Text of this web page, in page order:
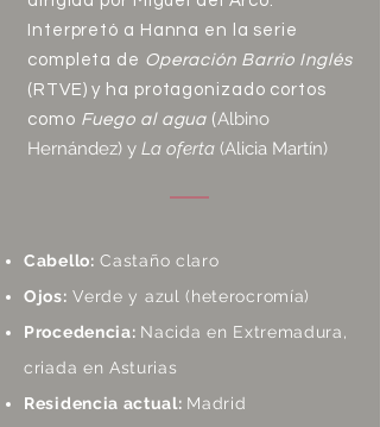
Interpretó a Hanna en la serie
completa de Operación Barrio Inglés
(RTVE) y ha protagonizado cortos
como Fuego al agua (Albino
Hernández) y La oferta (Alicia Martín)
Cabello: Castaño claro
Ojos: Verde y azul (heterocromía)
Procedencia: Nacida en Extremadura,
criada en Asturias
Residencia actual: Madrid